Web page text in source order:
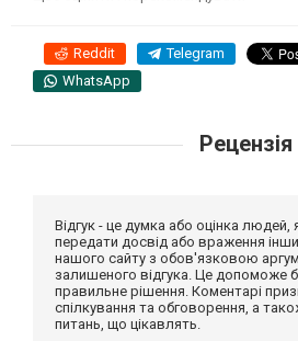
Reddit Telegram
WhatsApp
Рецензія
Відгук - це думка або оцінка людей,
передати досвід або враження
нашого сайту з обов'язковою
залишеного відгука. Це допоможе
правильне рішення. Коментарі
спілкування та обговорення, а
питань, що цікавлять.